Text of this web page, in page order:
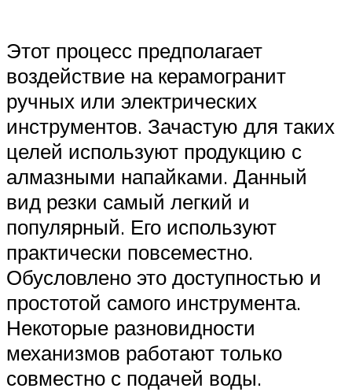
Этот процесс предполагает
воздействие на керамогранит
ручных или электрических
инструментов. Зачастую для таких
целей используют продукцию с
алмазными напайками. Данный
вид резки самый легкий и
популярный. Его используют
практически повсеместно.
Обусловлено это доступностью и
простотой самого инструмента.
Некоторые разновидности
механизмов работают только
совместно с подачей воды.